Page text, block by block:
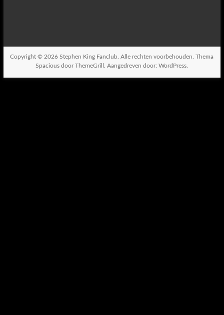
Copyright © 2026Stephen King Fanclub . Alle rechten voorbehouden. Thema
Spacious door ThemeGrill. Aangedreven door:WordPress